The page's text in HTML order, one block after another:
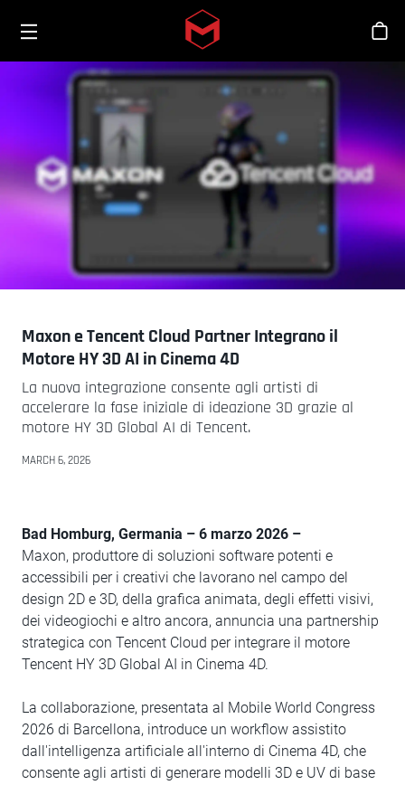
Skip to main content
Maxon e Tencent Cloud Partner Integrano il
Motore HY 3D AI in Cinema 4D
La nuova integrazione consente agli artisti di
accelerare la fase iniziale di ideazione 3D grazie al
motore HY 3D Global AI di Tencent.
MARCH 6, 2026
Bad Homburg, Germania – 6 marzo 2026 –
Maxon, produttore di soluzioni software potenti e
accessibili per i creativi che lavorano nel campo del
design 2D e 3D, della grafica animata, degli effetti visivi,
dei videogiochi e altro ancora, annuncia una partnership
strategica con Tencent Cloud per integrare il motore
Tencent HY 3D Global AI in Cinema 4D.
La collaborazione, presentata al Mobile World Congress
2026 di Barcellona, introduce un workflow assistito
dall'intelligenza artificiale all'interno di Cinema 4D, che
consente agli artisti di generare modelli 3D e UV di base